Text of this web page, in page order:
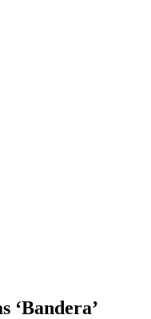
‘Bandera’